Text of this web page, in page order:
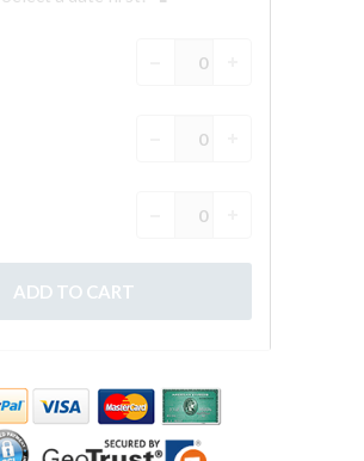
Eine Geführte Tour buchen
Only Tickets Fast Track Entrance
FRANÇAIS
ESPAÑOL